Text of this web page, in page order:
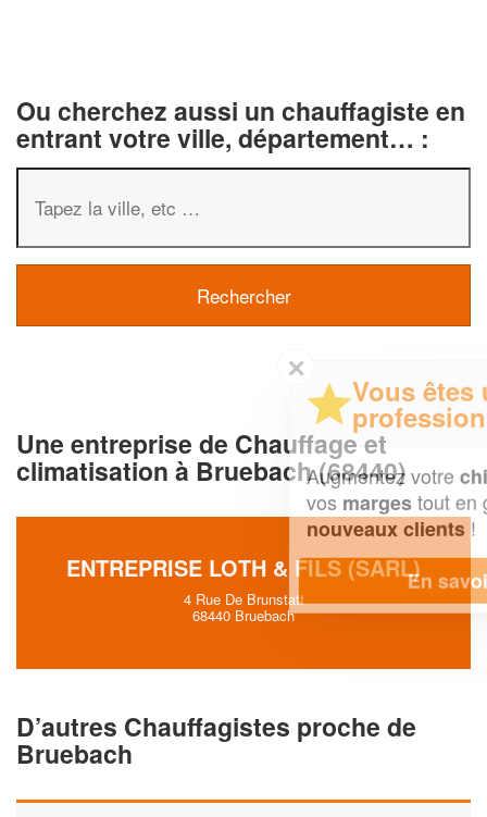
Ou cherchez aussi un chauffagiste en
entrant votre ville, département… :
Une entreprise de Chauffage et
climatisation à Bruebach (68440)
ENTREPRISE LOTH & FILS (SARL)
4 Rue De Brunstatt
68440 Bruebach
D’autres Chauffagistes proche de
Bruebach
Vous êtes un
professionnel ?
Augmentez votrechiffre d'affaireset
tout en gagnant de
En savoir plus